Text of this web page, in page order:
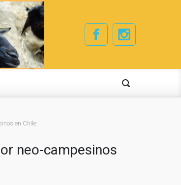
en Chile
neo-campesinos